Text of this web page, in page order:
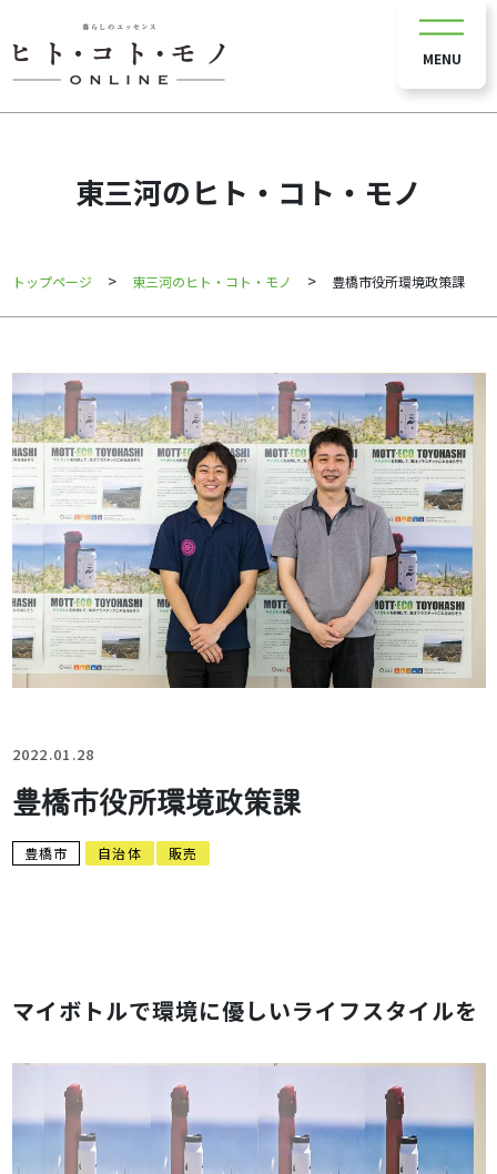
MENU
東三河のヒト・コト・モノ
トップページ > 東三河のヒト・コト・モノ > 豊橋市役所環境政策課
2022.01.28
豊橋市役所環境政策課
豊橋市 自治体 販売
マイボトルで環境に優しいライフスタイルを